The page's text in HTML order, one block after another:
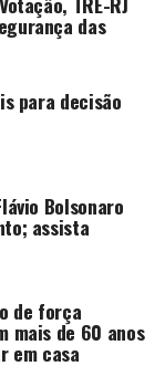
das
para decisão
Bolsonaro
assista
de força
mais de 60 anos
em casa